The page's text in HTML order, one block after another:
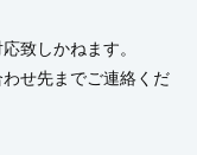
致しかねます。
せ先までご連絡くだ